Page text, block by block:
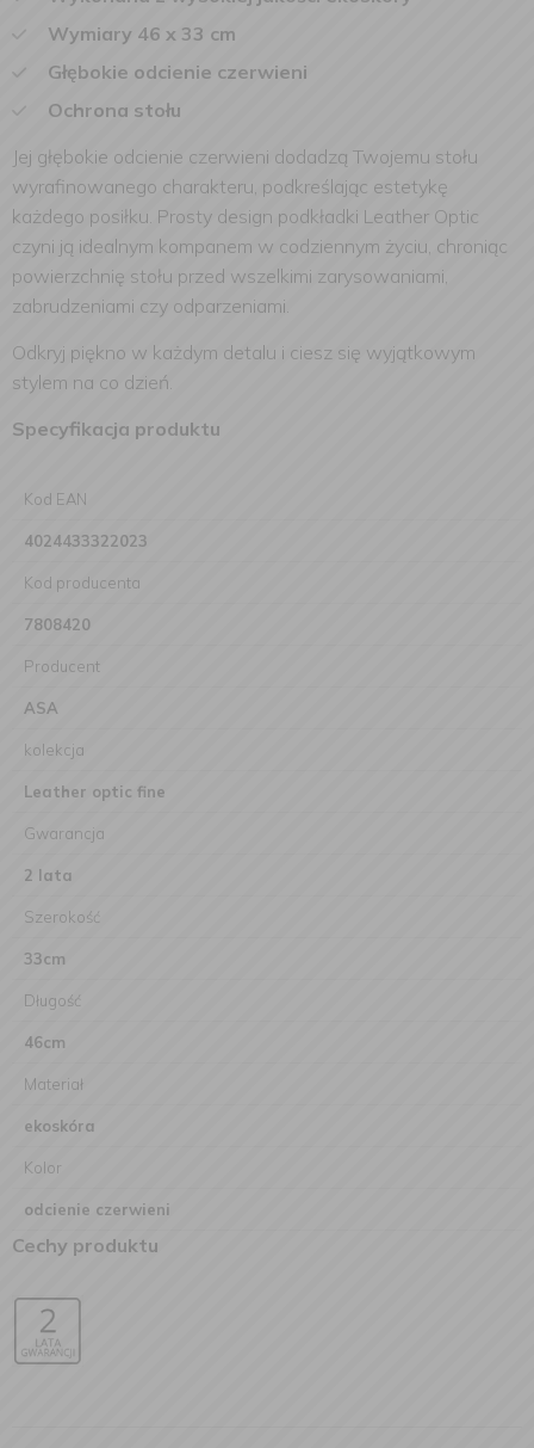
Wymiary 46 x 33 cm
Głębokie odcienie czerwieni
Ochrona stołu
Jej głębokie odcienie czerwieni dodadzą Twojemu stołu
wyrafinowanego charakteru, podkreślając estetykę
każdego posiłku. Prosty design podkładki Leather Optic
czyni ją idealnym kompanem w codziennym życiu, chroniąc
powierzchnię stołu przed wszelkimi zarysowaniami,
zabrudzeniami czy odparzeniami.
Odkryj piękno w każdym detalu i ciesz się wyjątkowym
stylem na co dzień.
Specyfikacja produktu
Kod EAN
4024433322023
Kod producenta
7808420
Producent
ASA
kolekcja
Leather optic fine
Gwarancja
2 lata
Szerokość
33cm
Długość
46cm
Materiał
ekoskóra
Kolor
odcienie czerwieni
Cechy produktu